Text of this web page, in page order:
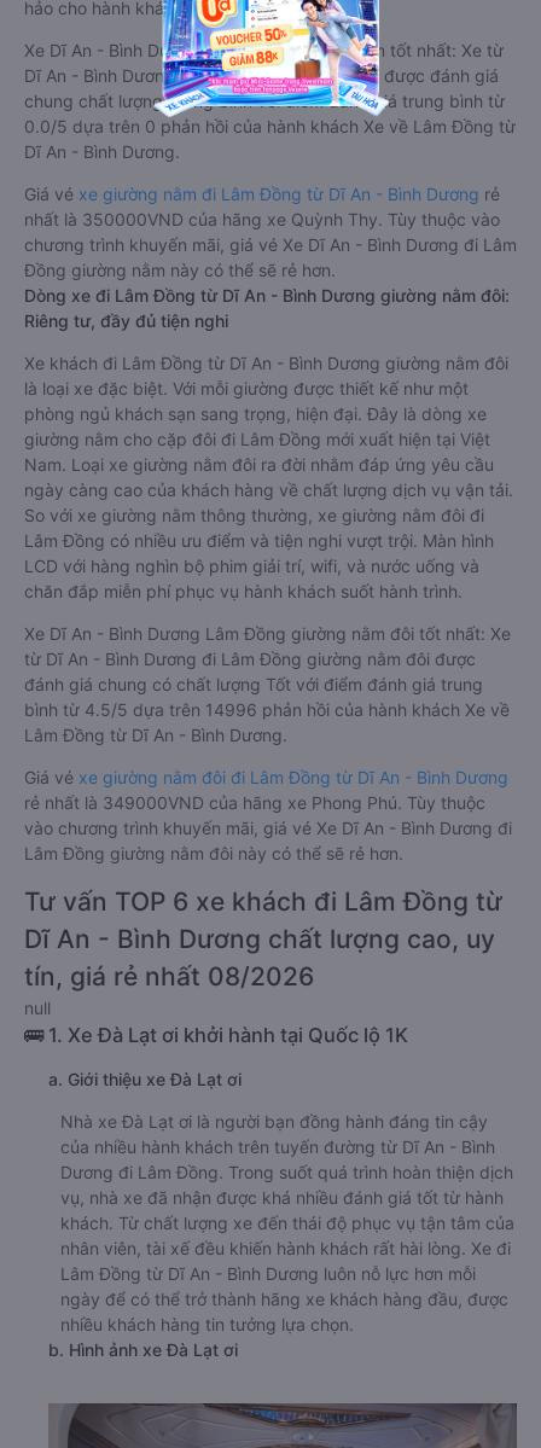
hảo cho hành khách.
Xe Dĩ An - Bình Dương Lâm Đồng giường nằm tốt nhất: Xe từ
Dĩ An - Bình Dương đi Lâm Đồng giường nằm được đánh giá
chung chất lượng Trung bình với điểm đánh giá trung bình từ
0.0/5 dựa trên 0 phản hồi của hành khách Xe về Lâm Đồng từ
Dĩ An - Bình Dương.
Giá vé xe giường nằm đi Lâm Đồng từ Dĩ An - Bình Dương rẻ
nhất là 350000VND của hãng xe Quỳnh Thy. Tùy thuộc vào
chương trình khuyến mãi, giá vé Xe Dĩ An - Bình Dương đi Lâm
Đồng giường nằm này có thể sẽ rẻ hơn.
Dòng xe đi Lâm Đồng từ Dĩ An - Bình Dương giường nằm đôi:
Riêng tư, đầy đủ tiện nghi
Xe khách đi Lâm Đồng từ Dĩ An - Bình Dương giường nằm đôi
là loại xe đặc biệt. Với mỗi giường được thiết kế như một
phòng ngủ khách sạn sang trọng, hiện đại. Đây là dòng xe
giường nằm cho cặp đôi đi Lâm Đồng mới xuất hiện tại Việt
Nam. Loại xe giường nằm đôi ra đời nhằm đáp ứng yêu cầu
ngày càng cao của khách hàng về chất lượng dịch vụ vận tải.
So với xe giường nằm thông thường, xe giường nằm đôi đi
Lâm Đồng có nhiều ưu điểm và tiện nghi vượt trội. Màn hình
LCD với hàng nghìn bộ phim giải trí, wifi, và nước uống và
chăn đắp miễn phí phục vụ hành khách suốt hành trình.
Xe Dĩ An - Bình Dương Lâm Đồng giường nằm đôi tốt nhất: Xe
từ Dĩ An - Bình Dương đi Lâm Đồng giường nằm đôi được
đánh giá chung có chất lượng Tốt với điểm đánh giá trung
bình từ 4.5/5 dựa trên 14996 phản hồi của hành khách Xe về
Lâm Đồng từ Dĩ An - Bình Dương.
Giá vé xe giường nằm đôi đi Lâm Đồng từ Dĩ An - Bình Dương
rẻ nhất là 349000VND của hãng xe Phong Phú. Tùy thuộc
vào chương trình khuyến mãi, giá vé Xe Dĩ An - Bình Dương đi
Lâm Đồng giường nằm đôi này có thể sẽ rẻ hơn.
Tư vấn TOP 6 xe khách đi Lâm Đồng từ
Dĩ An - Bình Dương chất lượng cao, uy
tín, giá rẻ nhất 08/2026
null
🚌 1. Xe Đà Lạt ơi khởi hành tại Quốc lộ 1K
a. Giới thiệu xe Đà Lạt ơi
Nhà xe Đà Lạt ơi là người bạn đồng hành đáng tin cậy
của nhiều hành khách trên tuyến đường từ Dĩ An - Bình
Dương đi Lâm Đồng. Trong suốt quá trình hoàn thiện dịch
vụ, nhà xe đã nhận được khá nhiều đánh giá tốt từ hành
khách. Từ chất lượng xe đến thái độ phục vụ tận tâm của
nhân viên, tài xế đều khiến hành khách rất hài lòng. Xe đi
Lâm Đồng từ Dĩ An - Bình Dương luôn nỗ lực hơn mỗi
ngày để có thể trở thành hãng xe khách hàng đầu, được
nhiều khách hàng tin tưởng lựa chọn.
b. Hình ảnh xe Đà Lạt ơi